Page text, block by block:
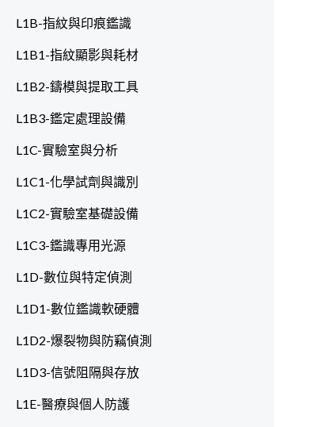
L1B-指紋與印痕鑑識
L1B1-指紋顯影與耗材
L1B2-鑄模與提取工具
L1B3-鑑定處理設備
L1C-實驗室與分析
L1C1-化學試劑與識別
L1C2-實驗室基礎設備
L1C3-鑑識專用光源
L1D-數位與特定偵測
L1D1-數位鑑識軟硬體
L1D2-爆裂物與防竊偵測
L1D3-信號阻隔與存放
L1E-醫療與個人防護